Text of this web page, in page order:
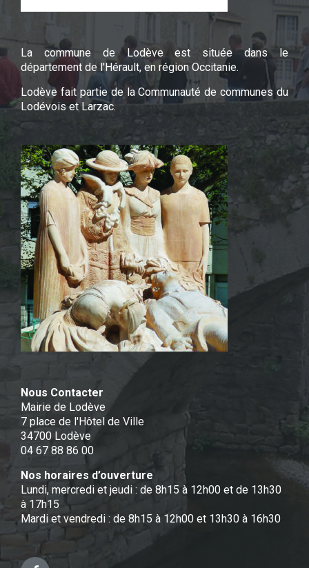
La commune de Lodève est située dans le
département de l'Hérault, en région Occitanie.
Lodève fait partie de la Communauté de communes du
Lodévois et Larzac.
Nous Contacter
Mairie de Lodève
7 place de l'Hôtel de Ville
34700 Lodève
04 67 88 86 00
Nos horaires d’ouverture
Lundi, mercredi et jeudi : de 8h15 à 12h00 et de 13h30
à 17h15
Mardi et vendredi : de 8h15 à 12h00 et 13h30 à 16h30